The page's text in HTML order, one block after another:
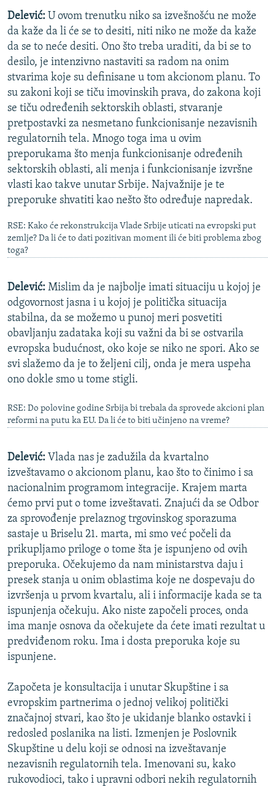
Delević: U ovom trenutku niko sa izvešnošću ne može
da kaže da li će se to desiti, niti niko ne može da kaže
da se to neće desiti. Ono što treba uraditi, da bi se to
desilo, je intenzivno nastaviti sa radom na onim
stvarima koje su definisane u tom akcionom planu. To
su zakoni koji se tiču imovinskih prava, do zakona koji
se tiču određenih sektorskih oblasti, stvaranje
pretpostavki za nesmetano funkcionisanje nezavisnih
regulatornih tela. Mnogo toga ima u ovim
preporukama što menja funkcionisanje određenih
sektorskih oblasti, ali menja i funkcionisanje izvršne
vlasti kao takve unutar Srbije. Najvažnije je te
preporuke shvatiti kao nešto što određuje napredak.
RSE: Kako će rekonstrukcija Vlade Srbije uticati na evropski put
zemlje? Da li će to dati pozitivan moment ili će biti problema zbog
toga?
Delević: Mislim da je najbolje imati situaciju u kojoj je
odgovornost jasna i u kojoj je politička situacija
stabilna, da se možemo u punoj meri posvetiti
obavljanju zadataka koji su važni da bi se ostvarila
evropska budućnost, oko koje se niko ne spori. Ako se
svi slažemo da je to željeni cilj, onda je mera uspeha
ono dokle smo u tome stigli.
RSE: Do polovine godine Srbija bi trebala da sprovede akcioni plan
reformi na putu ka EU. Da li će to biti učinjeno na vreme?
Delević: Vlada nas je zadužila da kvartalno
izveštavamo o akcionom planu, kao što to činimo i sa
nacionalnim programom integracije. Krajem marta
ćemo prvi put o tome izveštavati. Znajući da se Odbor
za sprovođenje prelaznog trgovinskog sporazuma
sastaje u Briselu 21. marta, mi smo već počeli da
prikupljamo priloge o tome šta je ispunjeno od ovih
preporuka. Očekujemo da nam ministarstva daju i
presek stanja u onim oblastima koje ne dospevaju do
izvršenja u prvom kvartalu, ali i informacije kada se ta
ispunjenja očekuju. Ako niste započeli proces, onda
ima manje osnova da očekujete da ćete imati rezultat u
predviđenom roku. Ima i dosta preporuka koje su
ispunjene.
Započeta je konsultacija i unutar Skupštine i sa
evropskim partnerima o jednoj velikoj politički
značajnoj stvari, kao što je ukidanje blanko ostavki i
redosled poslanika na listi. Izmenjen je Poslovnik
Skupštine u delu koji se odnosi na izveštavanje
nezavisnih regulatornih tela. Imenovani su, kako
rukovodioci, tako i upravni odbori nekih regulatornih